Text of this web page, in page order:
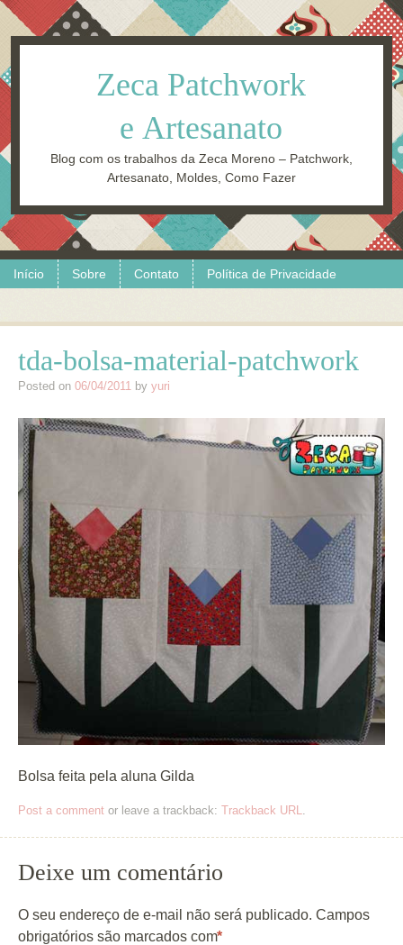
Zeca Patchwork
e Artesanato
Blog com os trabalhos da Zeca Moreno – Patchwork,
Artesanato, Moldes, Como Fazer
Menu
Skip to content
Início Sobre Contato Política de Privacidade
tda-bolsa-material-patchwork
Posted on 06/04/2011 by yuri
Bolsa feita pela aluna Gilda
Post a comment or leave a trackback: Trackback URL
Deixe um comentário
O seu endereço de e-mail não será publicado. Campos
obrigatórios são marcados com*